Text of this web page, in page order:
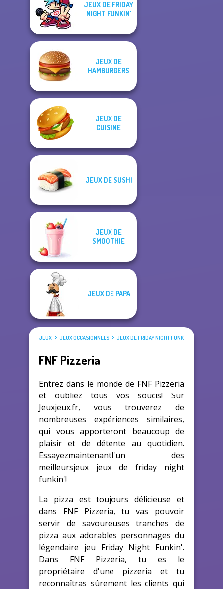
JEUX DE FRIDAY
NIGHT FUNKIN'
JEUX DE
HAMBURGERS
JEUX DE
CUISINE
JEUX DE SUSHI
JEUX DE
SMOOTHIE
JEUX DE PAPA
JEUX JEUX OCCASIONNELS JEUX DE FRIDAY NIGHT FUNKIN'
FNF Pizzeria
Entrez dans le monde de FNF Pizzeria
et oubliez tous vos soucis! Sur
Jeuxjeux.fr, vous trouverez de
nombreuses expériences similaires,
qui vous apporteront beaucoup de
plaisir et de détente au quotidien.
Essayezmaintenantl'un des
meilleursjeux jeux de friday night
funkin'!
La pizza est toujours délicieuse et
dans FNF Pizzeria, tu vas pouvoir
servir de savoureuses tranches de
pizza aux adorables personnages du
légendaire jeu Friday Night Funkin'.
Dans FNF Pizzeria, tu es le
propriétaire d'une pizzeria et tu
reconnaîtras sûrement les clients qui